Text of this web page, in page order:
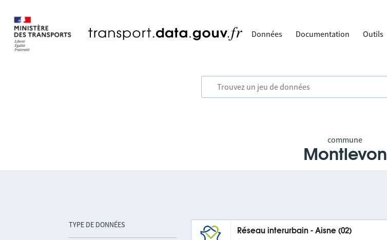
Données Documentation Outils
commune
Montlevon
TYPE DE DONNÉES
Réseau interurbain - Aisne (02)